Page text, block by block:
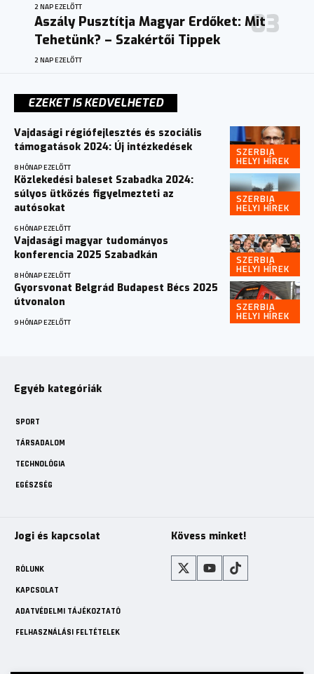
2 NAP EZELŐTT
Aszály Pusztítja Magyar Erdőket: Mit
Tehetünk? – Szakértői Tippek
2 NAP EZELŐTT
EZEKET IS KEDVELHETED
SZERBIA
HELYI HÍREK
Vajdasági régiófejlesztés és szociális
támogatások 2024: Új intézkedések
8 HÓNAP EZELŐTT
SZERBIA
HELYI HÍREK
Közlekedési baleset Szabadka 2024:
súlyos ütközés figyelmezteti az
autósokat
6 HÓNAP EZELŐTT
SZERBIA
HELYI HÍREK
Vajdasági magyar tudományos
konferencia 2025 Szabadkán
8 HÓNAP EZELŐTT
SZERBIA
HELYI HÍREK
Gyorsvonat Belgrád Budapest Bécs 2025
útvonalon
9 HÓNAP EZELŐTT
Egyéb kategóriák
SPORT
TÁRSADALOM
TECHNOLÓGIA
EGÉSZSÉG
Jogi és kapcsolat
RÓLUNK
KAPCSOLAT
ADATVÉDELMI TÁJÉKOZTATÓ
FELHASZNÁLÁSI FELTÉTELEK
Kövess minket!